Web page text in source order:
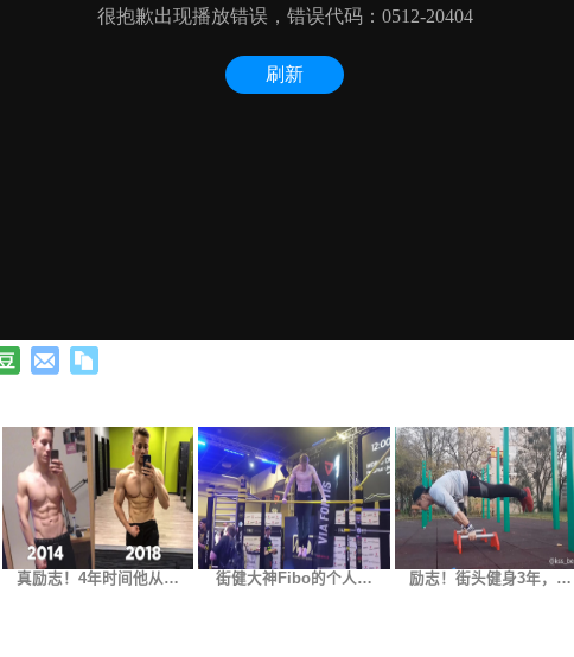
真励志！4年时间他从… 街健大神Fibo的个人… 励志！街头健身3年，…